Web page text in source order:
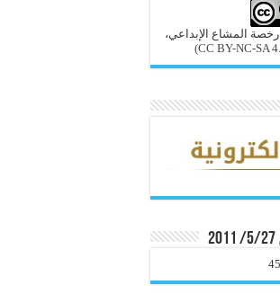
المشاع الإبداعي،